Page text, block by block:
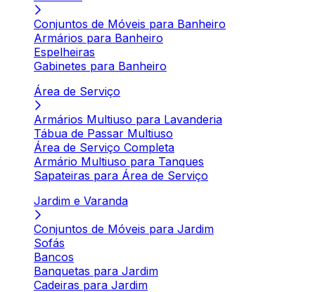
Conjuntos de Móveis para Banheiro
Armários para Banheiro
Espelheiras
Gabinetes para Banheiro
Área de Serviço
Armários Multiuso para Lavanderia
Tábua de Passar Multiuso
Área de Serviço Completa
Armário Multiuso para Tanques
Sapateiras para Área de Serviço
Jardim e Varanda
Conjuntos de Móveis para Jardim
Sofás
Bancos
Banquetas para Jardim
Cadeiras para Jardim